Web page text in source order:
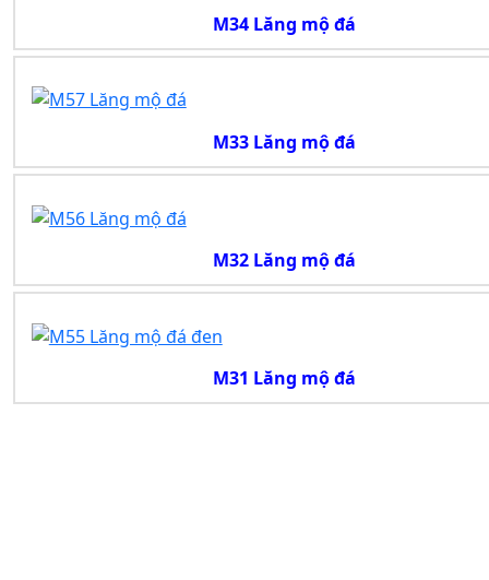
M34 Lăng mộ đá
M33 Lăng mộ đá
M32 Lăng mộ đá
M31 Lăng mộ đá